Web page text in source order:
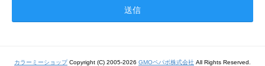
カラーミーショップCopyright (C) 2005-2026 GMOペパボ株式会社 All Rights Reserved.